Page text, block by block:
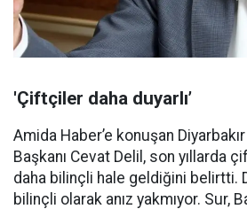
'Çiftçiler daha duyarlı’
Amida Haber’e konuşan
Başkanı Cevat Delil, son yıllarda
daha bilinçli hale geldiğini belirtti.
bilinçli olarak anız yakmıyor. Sur,